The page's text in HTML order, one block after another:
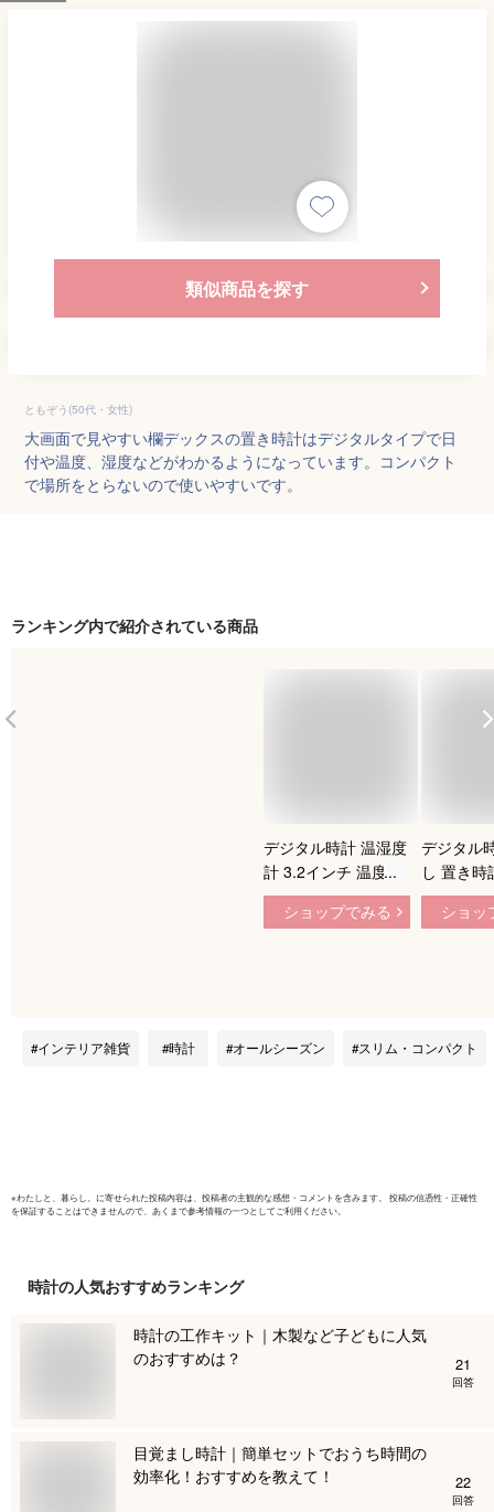
類似商品を探す
ともぞう(50代・女性)
大画面で見やすい欄デックスの置き時計はデジタルタイプで日
付や温度、湿度などがわかるようになっています。コンパクト
で場所をとらないので使いやすいです。
ランキング内で紹介されている商品
デジタル時計 温湿度
計 3.2インチ 温度湿
度計 小型 シンプル
薄型 置時計 脱着可
温度計 湿度計 とけ
ショップでみる
デジタル
し 置き時
LEDデジ
計 木 木
北欧 イン
ショッ
インテリア雑貨 時計 オールシーズン スリム・コンパクト
※わたしと、暮らし。 に寄せられた投稿内容は、投稿者の主観的な感想・コメントを含みます。 投稿の信憑性・正確性
を保証することはできませんので、あくまで参考情報の一つとしてご利用ください。
時計の人気おすすめランキング
時計の工作キット｜木製など子どもに人気
のおすすめは？
21
回答
目覚まし時計｜簡単セットでおうち時間の
効率化！おすすめを教えて！
22
回答